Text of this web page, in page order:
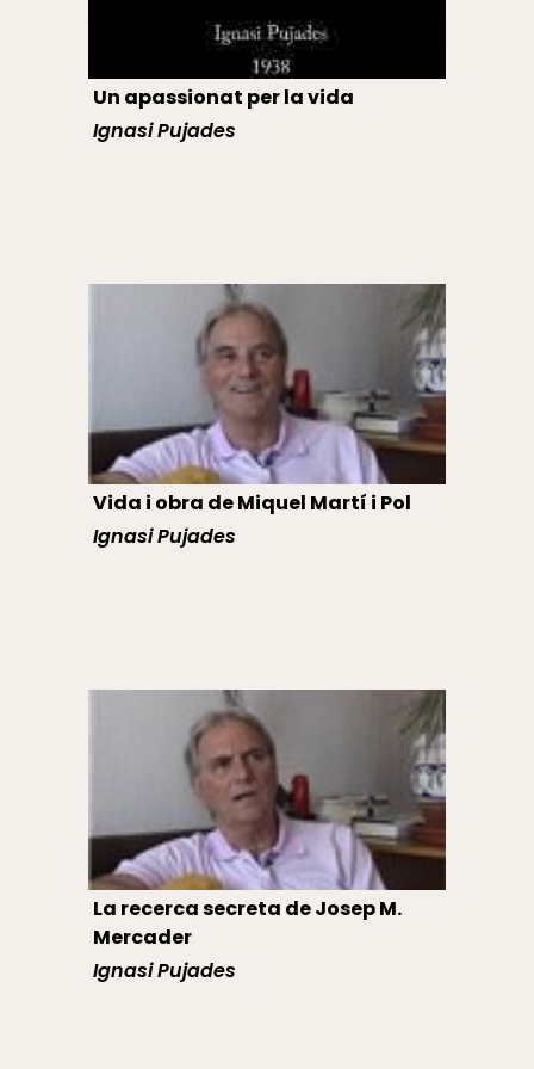
Un apassionat per la vida
Ignasi Pujades
Vida i obra de Miquel Martí i Pol
Ignasi Pujades
La recerca secreta de Josep M.
Mercader
Ignasi Pujades